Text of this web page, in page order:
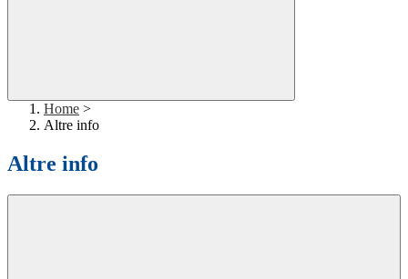
Home >
Altre info
Altre info